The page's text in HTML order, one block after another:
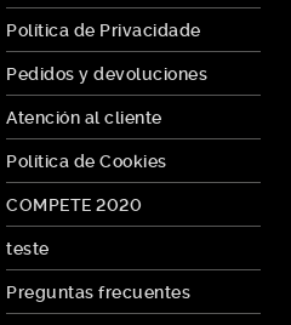
Política de Privacidade
Pedidos y devoluciones
Atención al cliente
Política de Cookies
COMPETE 2020
teste
Preguntas frecuentes